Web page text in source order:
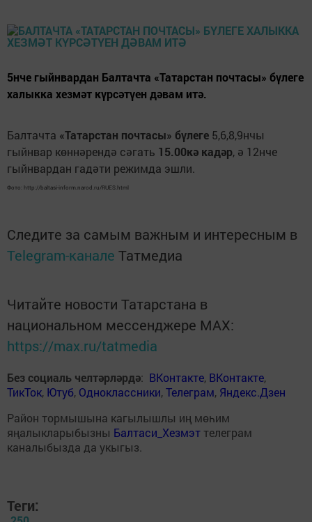
5нче гыйнвардан Балтачта «Татарстан почтасы» бүлеге
халыкка хезмәт күрсәтүен дәвам итә.
Балтачта «Татарстан почтасы» бүлеге 5,6,8,9нчы
гыйнвар көннәрендә сәгать 15.00кә кадәр, ә 12нче
гыйнвардан гадәти режимда эшли.
Фото: http://baltasi-inform.narod.ru/RUES.html
Следите за самым важным и интересным в
Telegram-канале Татмедиа
Читайте новости Татарстана в
национальном мессенджере MАХ:
https://max.ru/tatmedia
Без социаль челтәрләрдә: ВКонтакте, ВКонтакте,
ТикТок, Ютуб, Одноклассники,Телеграм, Яндекс.Дзен
Район тормышына кагылышлы иң мөһим
яңалыкларыбызны Балтаси_Хезмэт телеграм
каналыбызда да укыгыз.
Теги: